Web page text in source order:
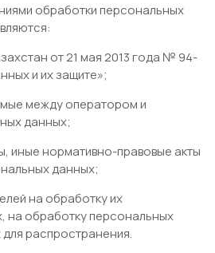
обработки персональных
от 21 мая 2013 года № 94-
и их защите»;
между оператором и
данных;
иные нормативно-правовые акты
данных;
на обработку их
на обработку персональных
распространения.